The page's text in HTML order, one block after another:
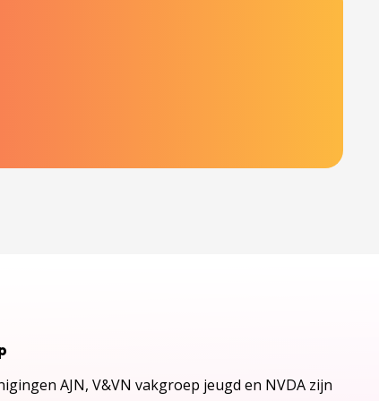
AJN, V&VN vakgroep jeugd en NVDA zijn